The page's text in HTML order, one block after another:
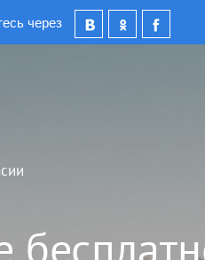
через